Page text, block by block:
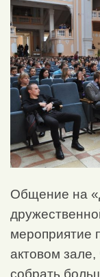
Общение на
мероприятие
актовом